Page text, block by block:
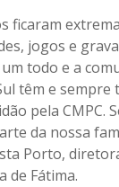
ficaram
jogos e
todo e a
têm e sempre
pela CMPC.
da nossa
Porto,
de Fátima.